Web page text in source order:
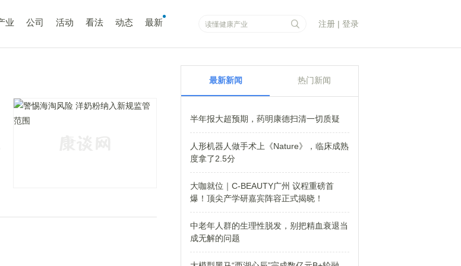
业 公司 活动 看法 动态 最新 注册 | 登录
最新新闻 热门新闻
半年报大超预期，药明康德扫清一切质疑
人形机器人做手术上《Nature》，临床成熟
度拿了2.5分
大咖就位｜C-BEAUTY广州 议程重磅首
爆！顶尖产学研嘉宾阵容正式揭晓！
中老年人群的生理性脱发，别把精血衰退当
成无解的问题